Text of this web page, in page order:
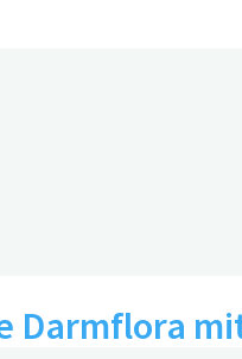
Darmflora